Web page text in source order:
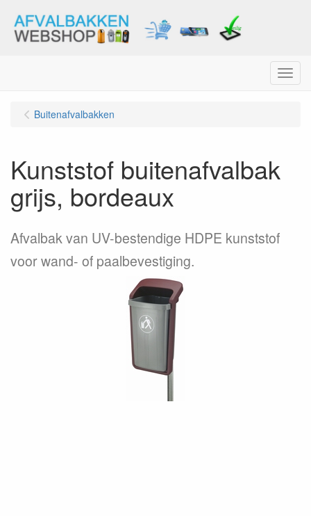
Menu
Buitenafvalbakken
Kunststof buitenafvalbak
grijs, bordeaux
Afvalbak van UV-bestendige HDPE kunststof
voor wand- of paalbevestiging.